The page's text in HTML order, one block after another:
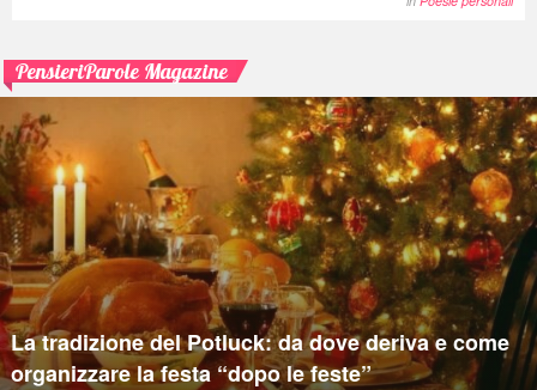
PensieriParole Magazine
La tradizione del Potluck: da dove deriva e come
organizzare la festa “dopo le feste”